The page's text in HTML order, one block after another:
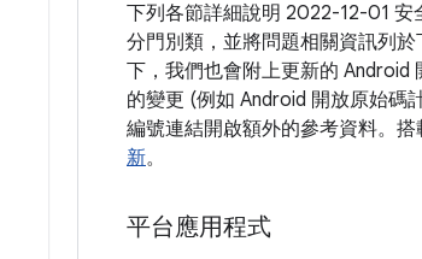
下列各節詳細說明 2022-12-01 安
分門別類，並將問題相關資訊列於
下，我們也會附上更新的 Android
的變更 (例如 Android 開放原始碼
編號連結開啟額外的參考資料。
新。
平台應用程式